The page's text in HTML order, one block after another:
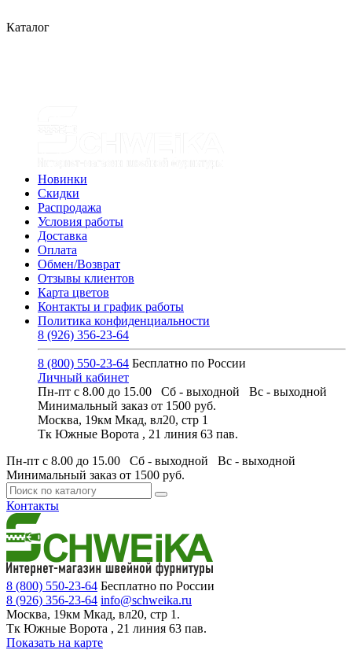
Каталог
Новинки
Скидки
Распродажа
Условия работы
Доставка
Оплата
Обмен/Возврат
Отзывы клиентов
Карта цветов
Контакты и график работы
Политика конфиденциальности
8 (926) 356-23-64
8 (800) 550-23-64 Бесплатно по России
Личный кабинет
Пн-пт с 8.00 до 15.00 Сб - выходной Вс - выходной
Минимальный заказ от 1500 руб.
Москва, 19км Мкад, вл20, стр 1
Тк Южные Ворота , 21 линия 63 пав.
Пн-пт с 8.00 до 15.00 Сб - выходной Вс - выходной
Минимальный заказ от 1500 руб.
Контакты
8 (800) 550-23-64 Бесплатно по России
8 (926) 356-23-64 info@schweika.ru
Москва, 19км Мкад, вл20, стр 1.
Тк Южные Ворота , 21 линия 63 пав.
Показать на карте